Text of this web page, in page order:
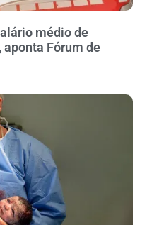
médio de
Fórum de